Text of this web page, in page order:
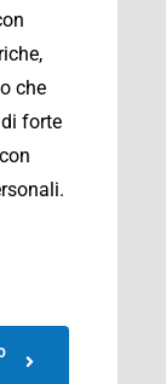
che
forte